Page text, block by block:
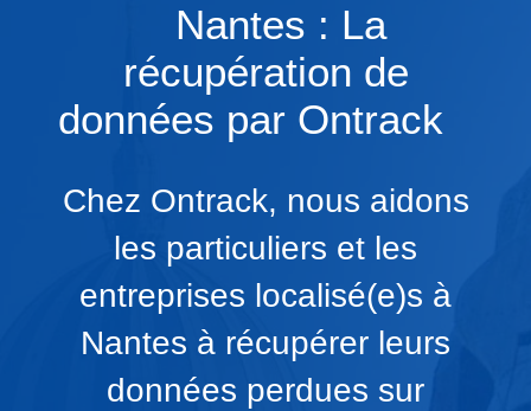
Nantes : La
récupération de
données par Ontrack
Chez Ontrack, nous aidons
les particuliers et les
entreprises localisé(e)s à
Nantes à récupérer leurs
données perdues sur